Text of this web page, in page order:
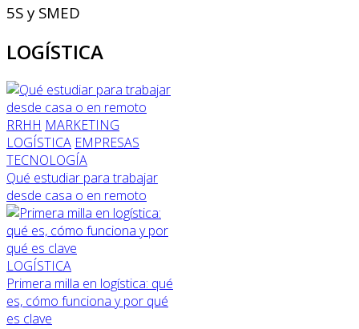
5S y SMED
LOGÍSTICA
RRHH MARKETING
LOGÍSTICA EMPRESAS
TECNOLOGÍA
Qué estudiar para trabajar
desde casa o en remoto
LOGÍSTICA
Primera milla en logística: qué
es, cómo funciona y por qué
es clave